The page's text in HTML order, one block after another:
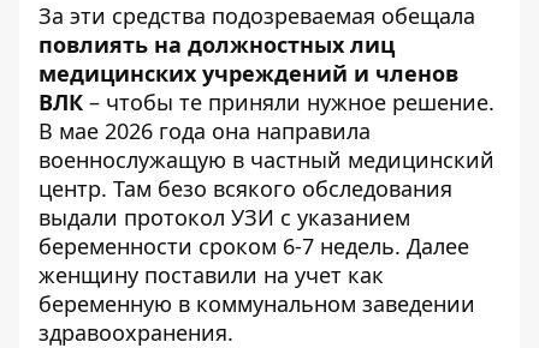
За эти средства подозреваемая обещала
повлиять на должностных лиц
медицинских учреждений и членов
ВЛК – чтобы те приняли нужное решение.
В мае 2026 года она направила
военнослужащую в частный медицинский
центр. Там безо всякого обследования
выдали протокол УЗИ с указанием
беременности сроком 6-7 недель. Далее
женщину поставили на учет как
беременную в коммунальном заведении
здравоохранения.